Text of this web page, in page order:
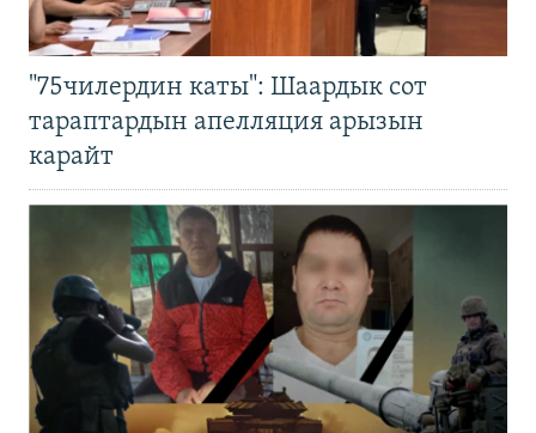
"75чилердин каты": Шаардык сот
тараптардын апелляция арызын
карайт